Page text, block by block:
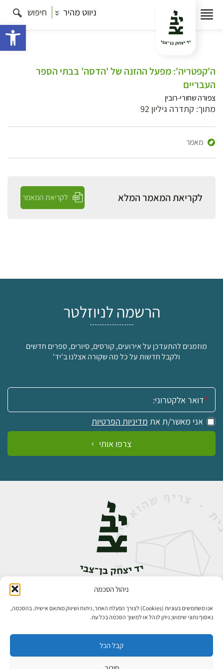
ניהול הסכמה
אנו משתמשים בעוגיות (Cookies) לצורך הפעלת האתר, ניתוח ושיווק מותאם אישית. בהסכמה,
נאסוף נתוני שימוש; ניתן לנהל או למשוך הסכמה בכל עת.
קבל הכל
ניווט מהיר חיפוש
ה'קפטריה': מפעל ההזנה של 'הדסה' בבתי הספר
העבריים
צפורה שחורי-רובין
מתוך: קתדרה גיליון 92
מאמר
לקריאת המאמר המלא לקריאת המאמר
הרשמה לניוזלטר
מוזמנים להתעדכן על אירועים, קורסים, סיורים, ספרים חדשים
ולקבל חדשות על כל מה שקורה אצלנו ב'יד'
אימייל:
אני מאשר/ת את מדיניות הפרטיות
צרפו אותי
אבן גבירול 14, רחביה, ירושלים